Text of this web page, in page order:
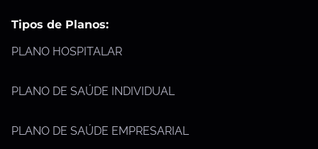
Tipos de Planos:
PLANO HOSPITALAR
PLANO DE SAÚDE INDIVIDUAL
PLANO DE SAÚDE EMPRESARIAL